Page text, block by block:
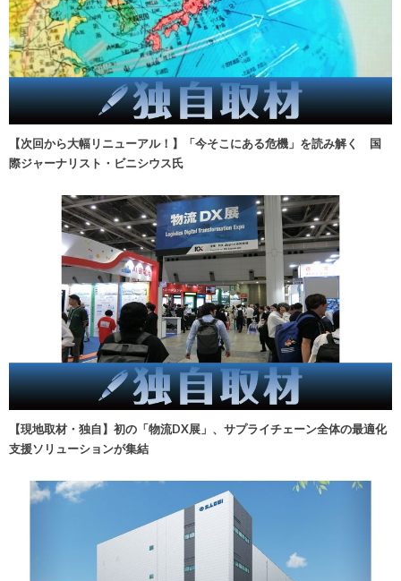
【次回から大幅リニューアル！】「今そこにある危機」を読み解く 国
際ジャーナリスト・ビニシウス氏
【現地取材・独自】初の「物流DX展」、サプライチェーン全体の最適化
支援ソリューションが集結